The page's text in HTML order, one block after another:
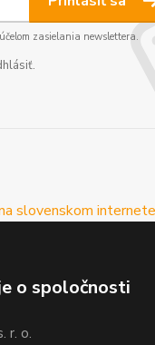
zasielania newslettera.
o spoločnosti
r. o.